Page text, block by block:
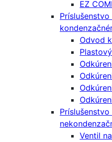
EZ
Odvod
Ventil